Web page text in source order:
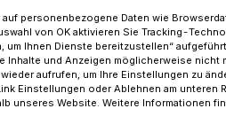
in Betrieb
personenbezogene Daten wie
von OK aktivieren Sie Tracking-
um Ihnen Dienste bereitzustellen“
Inhalte und Anzeigen möglicherweise nicht
aufrufen, um Ihre Einstellungen zu
Einstellungen oder Ablehnen am unteren
unseres Website. Weitere Informationen